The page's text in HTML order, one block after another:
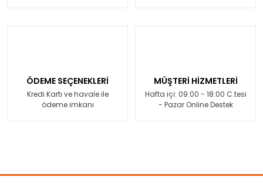
ÖDEME SEÇENEKLERİ
Kredi Kartı ve havale ile
ödeme imkanı
MÜŞTERİ HİZMETLERİ
Hafta içi: 09:00 - 18:00 C.tesi
- Pazar Online Destek